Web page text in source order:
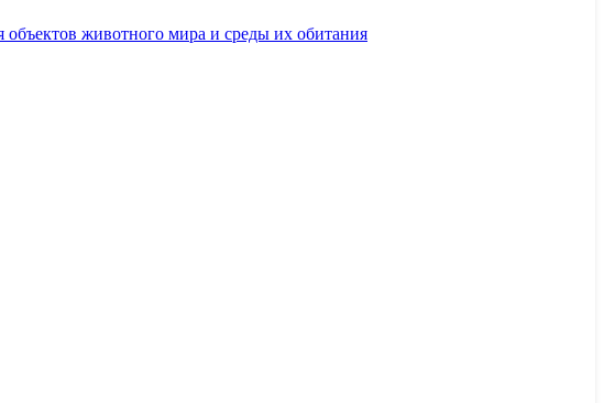
объектов животного мира и среды их обитания